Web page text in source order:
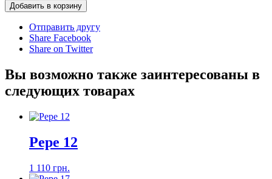
Добавить в корзину
Отправить другу
Share Facebook
Share on Twitter
Вы возможно также заинтересованы в
следующих товарах
Pepe 12
1 110 грн.